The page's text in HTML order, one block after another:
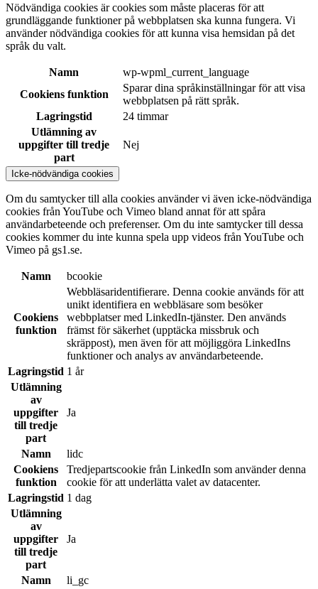
Nödvändiga cookies är cookies som måste placeras för att
grundläggande funktioner på webbplatsen ska kunna fungera. Vi
använder nödvändiga cookies för att kunna visa hemsidan på det
språk du valt.
Namn
wp-wpml_current_language
Cookiens funktion
Sparar dina språkinställningar för att visa
webbplatsen på rätt språk.
Lagringstid
24 timmar
Utlämning av
uppgifter till tredje
part
Nej
Icke-nödvändiga cookies
Om du samtycker till alla cookies använder vi även icke-nödvändiga
cookies från YouTube och Vimeo bland annat för att spåra
användarbeteende och preferenser. Om du inte samtycker till dessa
cookies kommer du inte kunna spela upp videos från YouTube och
Vimeo på gs1.se.
Namn bcookie
Cookiens
funktion
Webbläsaridentifierare. Denna cookie används för att
unikt identifiera en webbläsare som besöker
webbplatser med LinkedIn-tjänster. Den används
främst för säkerhet (upptäcka missbruk och
skräppost), men även för att möjliggöra LinkedIns
funktioner och analys av användarbeteende.
Lagringstid 1 år
Utlämning
av
uppgifter
till tredje
part
Ja
Namn
lidc
Cookiens
funktion
Tredjepartscookie från LinkedIn som använder denna
cookie för att underlätta valet av datacenter.
Lagringstid 1 dag
Utlämning
av
uppgifter
till tredje
part
Ja
Namn li_gc